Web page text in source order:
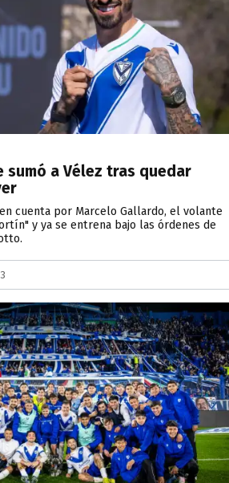
sumó a Vélez tras quedar
cuenta por Marcelo Gallardo, el volante
y ya se entrena bajo las órdenes de